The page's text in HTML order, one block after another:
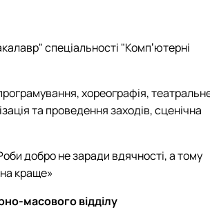
спеціальності "Компʼютерні
хореографія,
та проведення заходів, сценічна
добро не заради вдячності, а тому
краще»
масового відділу